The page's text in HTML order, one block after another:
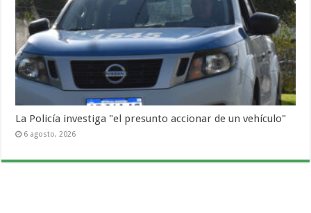
La Policía investiga "el presunto accionar de un vehículo"
6 agosto, 2026